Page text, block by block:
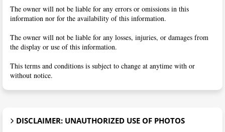
The owner will not be liable for any errors or omissions in this
information nor for the availability of this information.
The owner will not be liable for any losses, injuries, or damages from
the display or use of this information.
This terms and conditions is subject to change at anytime with or
without notice.
DISCLAIMER: UNAUTHORIZED USE OF PHOTOS